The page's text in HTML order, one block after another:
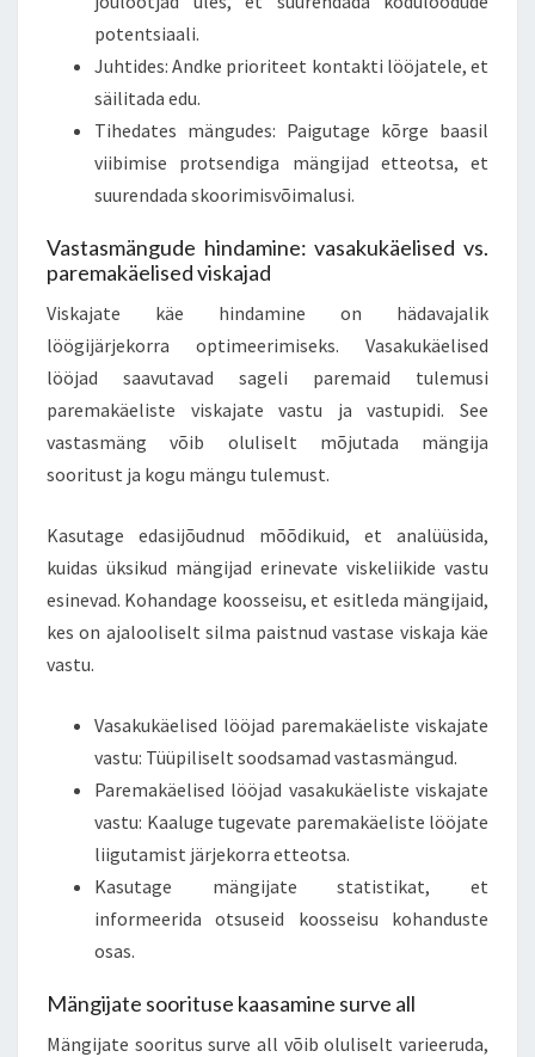
potentsiaali.
Juhtides: Andke prioriteet kontakti lööjatele, et
säilitada edu.
Tihedates mängudes: Paigutage kõrge baasil
viibimise protsendiga mängijad etteotsa, et
suurendada skoorimisvõimalusi.
Vastasmängude hindamine: vasakukäelised vs.
paremakäelised viskajad
Viskajate käe hindamine on hädavajalik
löögijärjekorra optimeerimiseks. Vasakukäelised
lööjad saavutavad sageli paremaid tulemusi
paremakäeliste viskajate vastu ja vastupidi. See
vastasmäng võib oluliselt mõjutada mängija
sooritust ja kogu mängu tulemust.
Kasutage edasijõudnud mõõdikuid, et analüüsida,
kuidas üksikud mängijad erinevate viskeliikide vastu
esinevad. Kohandage koosseisu, et esitleda mängijaid,
kes on ajalooliselt silma paistnud vastase viskaja käe
vastu.
Vasakukäelised lööjad paremakäeliste viskajate
vastu: Tüüpiliselt soodsamad vastasmängud.
Paremakäelised lööjad vasakukäeliste viskajate
vastu: Kaaluge tugevate paremakäeliste lööjate
liigutamist järjekorra etteotsa.
Kasutage mängijate statistikat, et
informeerida otsuseid koosseisu kohanduste
osas.
Mängijate soorituse kaasamine surve all
Mängijate sooritus surve all võib oluliselt varieeruda,